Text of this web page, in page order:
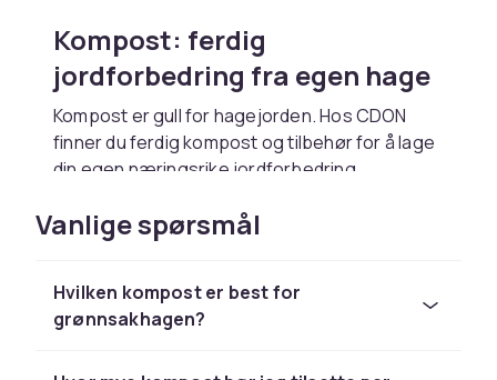
Kompost: ferdig
jordforbedring fra egen hage
Kompost er gull for hagejorden. Hos CDON
finner du ferdig kompost og tilbehør for å lage
din egen næringsrike jordforbedring.
Slik bruker du ferdig kompost
bruk som jorddekke rundt planter. Kompost
forbedrer jordstrukturen og tilfører næring
gradvis.
Vanlige spørsmål
Hvilken kompost er best for
grønnsakhagen?